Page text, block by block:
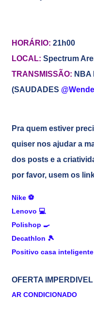
HORÁRIO: 21h00
LOCAL: Spectrum
TRANSMISSÃO: N BA
(SAUDADES
Pra quem estiver
quiser nos ajudar a
dos posts e a
por favor, usem os
Nike ⚽
Lenovo 💻
Polishop 🍳
Decathlon 🎾
Positivo casa inteligente
OFERTA
AR CONDICIONADO